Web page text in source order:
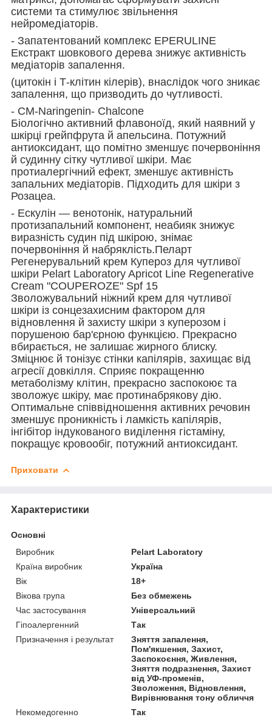
системи та стимулює звільнення
нейромедіаторів.
- Запатентований комплекс EPERULINE
Екстракт шовкового дерева знижує активність
медіаторів запалення.
(цитокін і Т-клітин кілерів), внаслідок чого зникає
запалення, що призводить до чутливості.
- CM-Naringenin- Chalcone
Біологічно активний флавоноїд, який наявний у
шкірці грейпфрута й апельсина. Потужний
антиоксидант, що помітно зменшує почервоніння
й судинну сітку чутливої шкіри. Має
протиалергічний ефект, зменшує активність
запальних медіаторів. Підходить для шкіри з
Розацеа.
- Ескулін — венотонік, натуральний
протизапальний компонент, неабияк знижує
виразність судин під шкірою, знімає
почервоніння й набряклість.Пеларт
Регенерувальний крем Купероз для чутливої
шкіри Pelart Laboratory Apricot Line Regenerative
Cream "COUPEROZE" Spf 15
Зволожувальний ніжний крем для чутливої
шкіри із сонцезахисним фактором для
відновлення й захисту шкіри з куперозом і
порушеною бар'єрною функцією. Прекрасно
вбирається, не залишає жирного блиску.
Зміцнює й тонізує стінки капілярів, захищає від
агресії довкілля. Сприяє покращенню
метаболізму клітин, прекрасно заспокоює та
зволожує шкіру, має протинабрякову дію.
Оптимальне співвідношення активних речовин
зменшує проникність і ламкість капілярів,
інгібітор індукованого виділення гістаміну,
покращує кровообіг, потужний антиоксидант.
Приховати
Характеристики
Основні
Виробник
Pelart Laboratory
Країна виробник
Україна
Вік
18+
Вікова група
Без обмежень
Час застосування
Універсальний
Гіпоалергенний
Так
Призначення і результат
Зняття запалення,
Пом'якшення, Захист,
Заспокоєння, Живлення,
Зняття подразнення, Захист
від УФ-променів,
Зволоження, Відновлення,
Вирівнювання тону обличчя
Некомедогенно
Так